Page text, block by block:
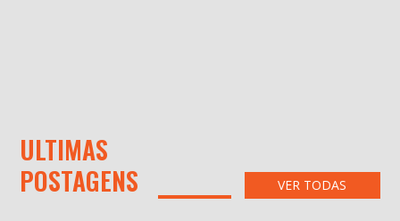
ULTIMAS
POSTAGENS
VER TODAS